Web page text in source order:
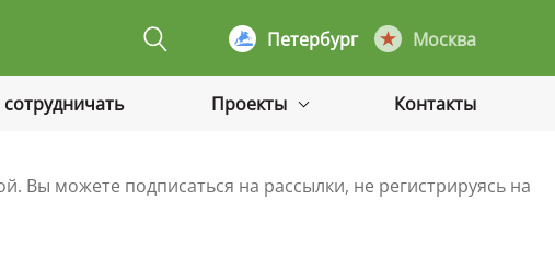
Петербург Москва
Проекты
Контакты
Вы можете подписаться на рассылки, не регистрируясь на